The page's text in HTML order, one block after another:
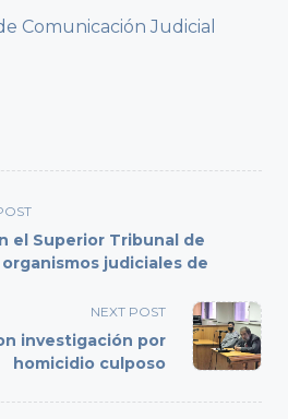
Comunicación Judicial
el Superior Tribunal de
judiciales de
NEXT POST
investigación por
homicidio culposo